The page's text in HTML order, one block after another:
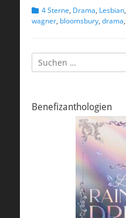
Kategorien
4 Sterne, Drama, Lesbian,
wagner, bloomsbury, drama,
Suchen
nach:
Benefizanthologien